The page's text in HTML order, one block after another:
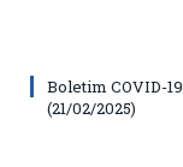
Boletim COVID-19
(21/02/2025)